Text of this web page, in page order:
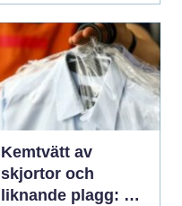
Kemtvätt av
skjortor och
liknande plagg: Så